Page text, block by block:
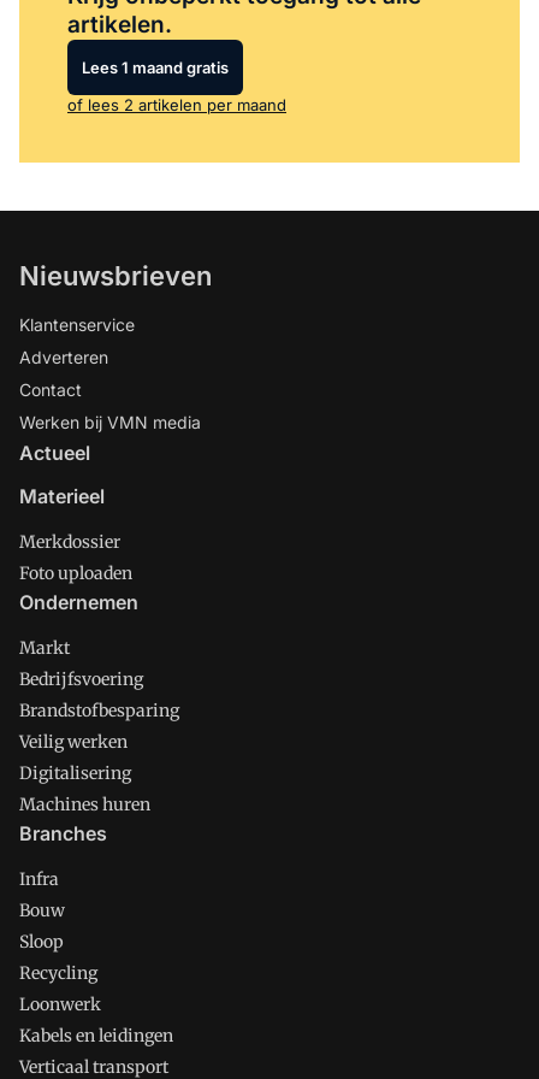
artikelen.
Lees 1 maand gratis
of lees 2 artikelen per maand
Nieuwsbrieven
Klantenservice
Adverteren
Contact
Werken bij VMN media
Actueel
Materieel
Merkdossier
Foto uploaden
Ondernemen
Markt
Bedrijfsvoering
Brandstofbesparing
Veilig werken
Digitalisering
Machines huren
Branches
Infra
Bouw
Sloop
Recycling
Loonwerk
Kabels en leidingen
Verticaal transport